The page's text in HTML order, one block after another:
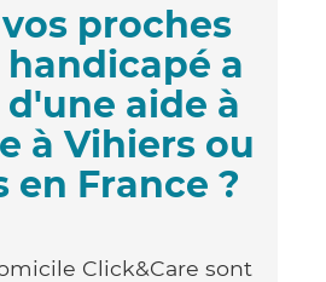
proches
a
aide à
à Vihiers ou
en France ?
Click&Care sont